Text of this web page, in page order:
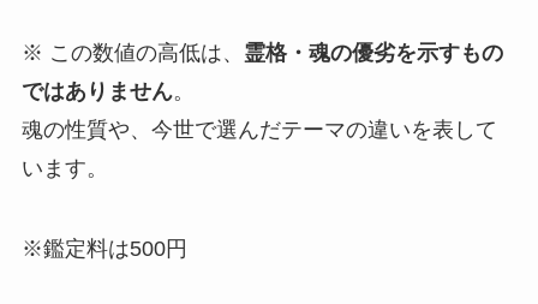
※ この数値の高低は、 霊格・魂の優劣を示すもの
ではありません。
魂の性質や、今世で選んだテーマの違いを表して
います。
※鑑定料は500円